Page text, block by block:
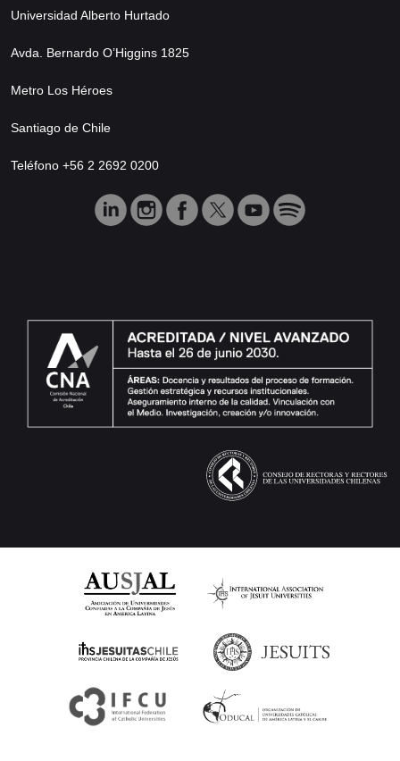
Universidad Alberto Hurtado
Avda. Bernardo O’Higgins 1825
Metro Los Héroes
Santiago de Chile
Teléfono +56 2 2692 0200